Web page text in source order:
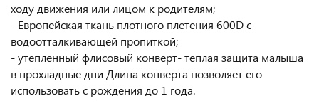
ходу движения или лицом к родителям;
- Европейская ткань плотного плетения 600D с
водоотталкивающей пропиткой;
- утепленный флисовый конверт- теплая защита малыша
в прохладные дни Длина конверта позволяет его
использовать с рождения до 1 года.